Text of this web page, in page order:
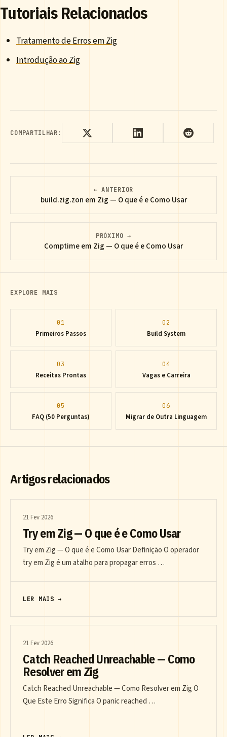
Tutoriais Relacionados
Tratamento de Erros em Zig
Introdução ao Zig
COMPARTILHAR:
← ANTERIOR
build.zig.zon em Zig — O que é e Como Usar
PRÓXIMO →
Comptime em Zig — O que é e Como Usar
EXPLORE MAIS
01
Primeiros Passos
02
Build System
03
Receitas Prontas
04
Vagas e Carreira
05
FAQ (50 Perguntas)
06
Migrar de Outra Linguagem
Artigos relacionados
21 Fev 2026
Try em Zig — O que é e Como Usar
Try em Zig — O que é e Como Usar Definição O operador
try em Zig é um atalho para propagar erros …
LER MAIS →
21 Fev 2026
Catch Reached Unreachable — Como
Resolver em Zig
Catch Reached Unreachable — Como Resolver em Zig O
Que Este Erro Significa O panic reached …